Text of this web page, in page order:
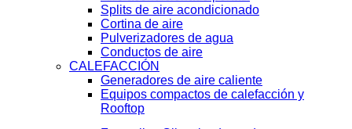
Splits de aire acondicionado
Cortina de aire
Pulverizadores de agua
Conductos de aire
CALEFACCIÓN
Generadores de aire caliente
Equipos compactos de calefacción y
Rooftop